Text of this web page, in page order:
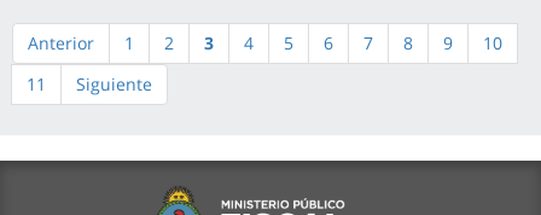
Anterior 1 2 3 4 5 6 7 8 9
10
11
Siguiente